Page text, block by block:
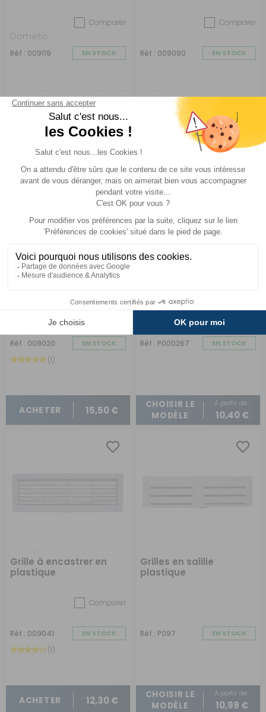
aérateur de toit avec ventilation permanente pour un air
sain à l'intérieur de votre véhicule.
LeMaxxfan Dôme Plus de la marque Maxxair
est un
Grille à encastrer en plastique
grille d'aération
sert, comme son nom l'indique, à
aérer l'intérieur de votre véhicule en laissant circuler l'air
librement.
Aérateur solaire extracteur Optima
aérateur qui fonctionne automatiquement avec la
lumière du jour.
Questions fréquentes sur les aérateurs de
toit pour camping-car, fourgon et caravane
Découvrez les questions les plus fréquemment posées
sur les aérateurs de toit. Nos conseillers répondent avec
précision à chacune de vos interrogations.
Comment réaliser l'installation et le montage d'un
aérateur de toit ?
L'installation d'un aérateur de toit
camping-car est une opération technique qui requiert
faire appel à un de nos professionnels en atelier dans le
magasin Narbonne Accessoires le plus proche de chez
vous.
Les aérateurs de toit sont-ils étanches ?
Oui, les aérateurs de toit en position fermée sont
étanches afin d'empêcher une infiltration d'eau. Si vous
Comparer
Dometic
Réf : 009119 EN STOCK
ACHETER 129 €
Comparer
Réf : 009090 EN STOCK
ACHETER 130 €
Grille latérale plastique
Réf : 009020 EN STOCK
(1)
ACHETER 15,50 €
Réf : P000267 EN STOCK
CHOISIR LE
MODÈLE
A partir de :
10,40 €
Grille à encastrer en
plastique
Comparer
Réf : 009041 EN STOCK
(1)
ACHETER 12,30 €
Grilles en saillie
plastique
Réf : P097 EN STOCK
CHOISIR LE
MODÈLE
A partir de :
10,99 €